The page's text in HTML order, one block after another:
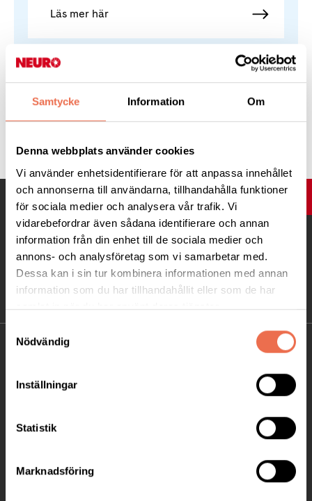
Samtycke Information Om
Denna webbplats använder cookies
Vi använder enhetsidentifierare för att anpassa innehållet
och annonserna till användarna, tillhandahålla funktioner
för sociala medier och analysera vår trafik. Vi
vidarebefordrar även sådana identifierare och annan
information från din enhet till de sociala medier och
annons- och analysföretag som vi samarbetar med.
Dessa kan i sin tur kombinera informationen med annan
information som du har tillhandahållit eller som de har
samlat in när du har använt deras tjänster.
Samtyckesval
Nödvändig
Inställningar
Statistik
Marknadsföring
Läs mer här
UPP
KONTAKT
Besöksadress:
Box 4086